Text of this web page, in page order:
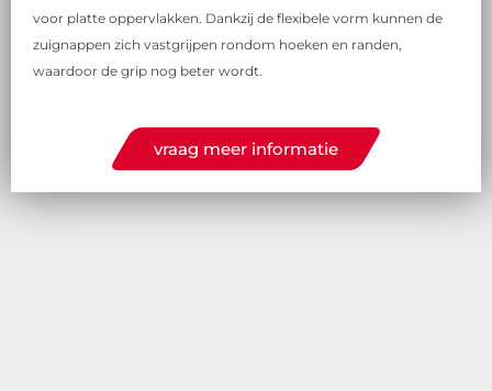
voor platte oppervlakken. Dankzij de flexibele vorm kunnen de
zuignappen zich vastgrijpen rondom hoeken en randen,
waardoor de grip nog beter wordt.
vraag meer informatie